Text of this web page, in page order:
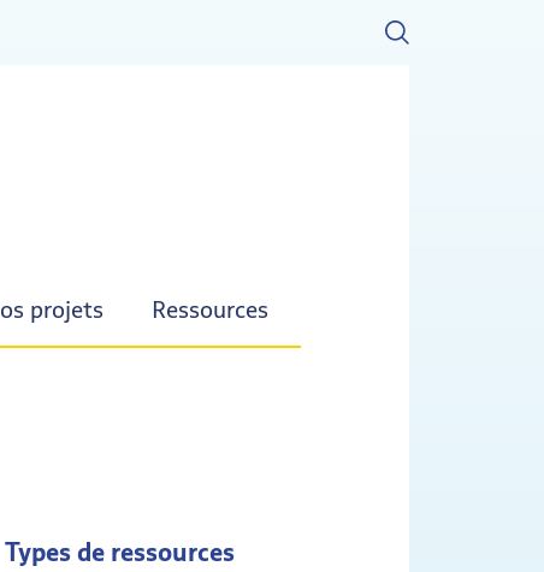
projets Ressources
Types de ressources